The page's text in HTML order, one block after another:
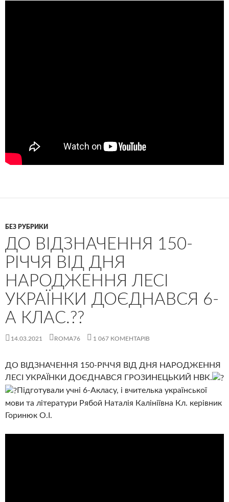
БЕЗ РУБРИКИ
ДО ВІДЗНАЧЕННЯ 150-
РІЧЧЯ ВІД ДНЯ
НАРОДЖЕННЯ ЛЕСІ
УКРАЇНКИ ДОЄДНАВСЯ 6-
А КЛАС.??
14.03.2021 ROMA76 1 067 КОМЕНТАРІВ
ДО ВІДЗНАЧЕННЯ 150-РІЧЧЯ ВІД ДНЯ НАРОДЖЕННЯ
ЛЕСІ УКРАЇНКИ ДОЄДНАВСЯ ГРОЗИНЕЦЬКИЙ НВК.
Підготували учні 6-Акласу, і вчителька української
мови та літератури Рябой Наталія Калініївна Кл. керівник
Горинюк О.І.